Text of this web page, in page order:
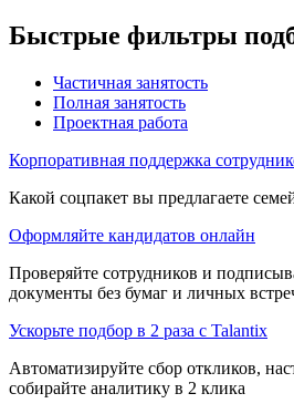
Быстрые фильтры
Частичная занятость
Полная занятость
Проектная работа
Корпоративная поддержка
Какой соцпакет вы предлагаете
Оформляйте кандидатов онлайн
Проверяйте сотрудников и
документы без бумаг и личных
Ускорьте подбор в 2 раза с Talantix
Автоматизируйте сбор откликов,
собирайте аналитику в 2 клика